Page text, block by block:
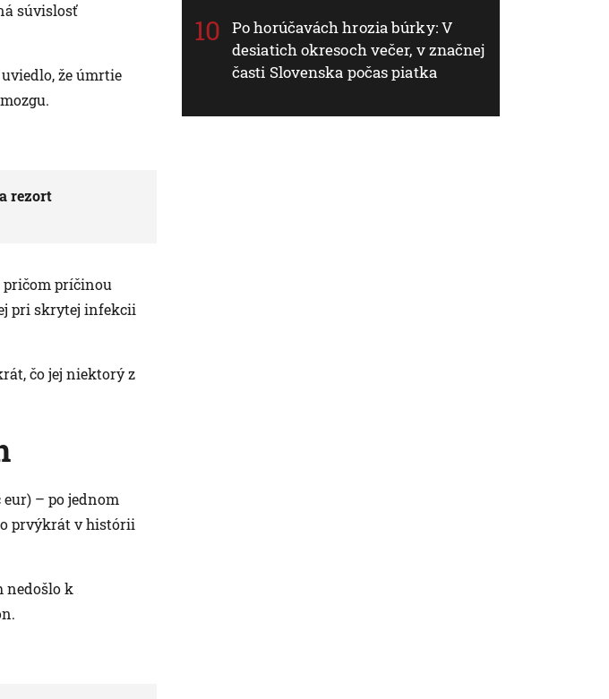
súvislosť
že úmrtie
rezort
pričom príčinou
pri skrytej infekcii
čo jej niektorý z
– po jednom
prvýkrát v histórii
nedošlo k
Po horúčavách hrozia búrky: V
desiatich okresoch večer, v značnej
časti Slovenska počas piatka